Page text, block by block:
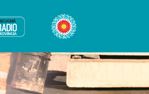
Provincia Bicentenario